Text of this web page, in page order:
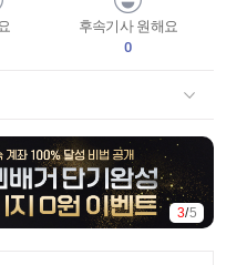
후속기사 원해요
0
3/5